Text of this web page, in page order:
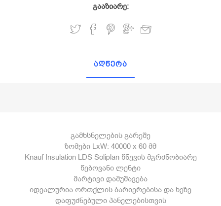
გააზიარე:
აღწერა
გამხსნელების გარეშე
ზომები LxW: 40000 x 60 მმ
Knauf Insulation LDS Soliplan წნევის მგრძნობიარე
წებოვანი ლენტი
მარტივი დამუშავება
იდეალურია ორთქლის ბარიერებისა და ხეზე
დაფუძნებული პანელებისთვის